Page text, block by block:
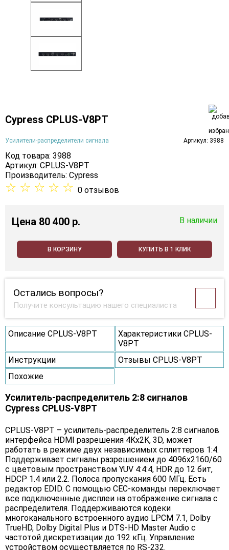
Cypress CPLUS-V8PT
Усилители-распределители сигнала Артикул: 3988
Код товара: 3988
Артикул: CPLUS-V8PT
Производитель: Cypress
☆ ☆ ☆ ☆ ☆ 0 отзывов
Цена 80 400 p. В наличии
В КОРЗИНУ КУПИТЬ В 1 КЛИК
Остались вопросы?
Получите консультацию нашего специалиста
Описание CPLUS-V8PT
Характеристики CPLUS-
V8PT
Инструкции
Отзывы CPLUS-V8PT
Похожие
Усилитель-распределитель 2:8 сигналов
Cypress CPLUS-V8PT
CPLUS-V8PT – усилитель-распределитель 2:8 сигналов
интерфейса HDMI разрешения 4Kх2K, 3D, может
работать в режиме двух независимых сплиттеров 1:4.
Поддерживает сигналы разрешением до 4096x2160/60
с цветовым пространством YUV 4:4:4, HDR до 12 бит,
HDCP 1.4 или 2.2. Полоса пропускания 600 МГц. Есть
редактор EDID. С помощью CEC-команды переключает
все подключенные дисплеи на отображение сигнала с
распределителя. Поддерживаются кодеки
многоканального встроенного аудио LPCM 7.1, Dolby
TrueHD, Dolby Digital Plus и DTS-HD Master Audio с
частотой дискретизации до 192 кГц. Управление
устройством осуществляется по RS-232.